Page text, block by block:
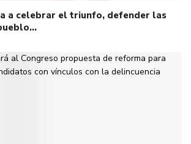
a celebrar el triunfo, defender las